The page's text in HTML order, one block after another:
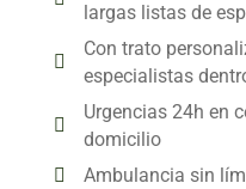
largas listas de
Con trato
especialistas
Urgencias 24h en
domicilio
Ambulancia sin